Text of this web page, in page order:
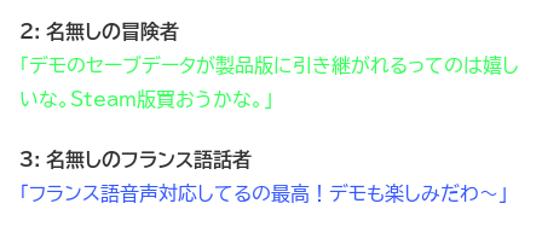
2: 名無しの冒険者
「デモのセーブデータが製品版に引き継がれるってのは嬉し
いな。Steam版買おうかな。」
3: 名無しのフランス語話者
「フランス語音声対応してるの最高！デモも楽しみだわ～」